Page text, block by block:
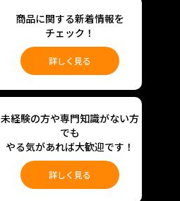
商品に関する新着情報を
チェック！
詳しく見る
未経験の方や専門知識がない方
でも
やる気があれば大歓迎です！
詳しく見る